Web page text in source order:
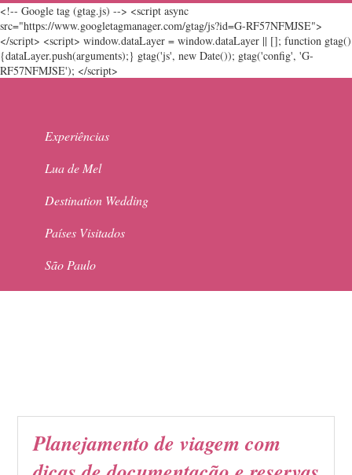
<!-- Google tag (gtag.js) --> <script async
src="https://www.googletagmanager.com/gtag/js?id=G-RF57NFMJSE">
</script> <script> window.dataLayer = window.dataLayer || []; function gtag()
{dataLayer.push(arguments);} gtag('js', new Date()); gtag('config', 'G-
RF57NFMJSE'); </script>
Experiências
Lua de Mel
Destination Wedding
Países Visitados
São Paulo
Planejamento de viagem com